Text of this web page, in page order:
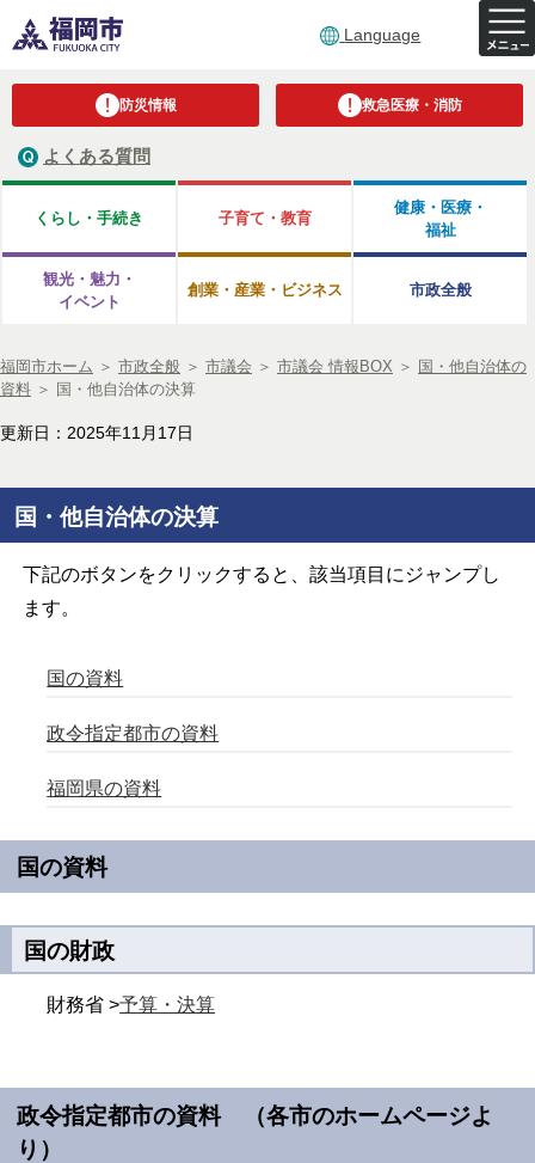
Language
防災情報 救急医療・消防
よくある質問
くらし・手続き 子育て・教育
健康・医療・
福祉
観光・魅力・
イベント
創業・産業・ビジネス 市政全般
福岡市ホーム ＞ 市政全般 ＞ 市議会 ＞ 市議会 情報BOX ＞ 国・他自治体の
資料 ＞ 国・他自治体の決算
更新日：2025年11月17日
国・他自治体の決算
下記のボタンをクリックすると、該当項目にジャンプし
ます。
国の資料
政令指定都市の資料
福岡県の資料
国の資料
国の財政
財務省 >予算・決算
政令指定都市の資料 （各市のホームページよ
り）